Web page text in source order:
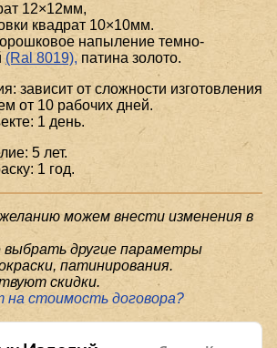
12×12мм,
квадрат 10×10мм.
напыление темно-
(Ral 8019), патина золото.
зависит от сложности изготовления
от 10 рабочих дней.
1 день.
5 лет.
1 год.
можем внести изменения в
другие параметры
патинирования.
скидки.
на стоимость договора?